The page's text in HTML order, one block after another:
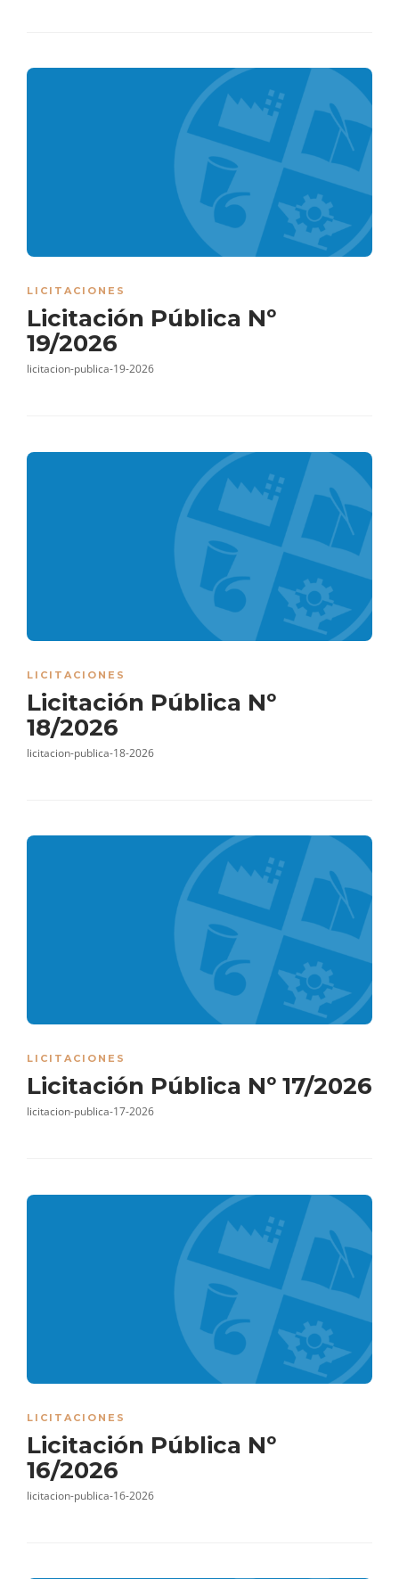
LICITACIONES
Licitación Pública Nº
19/2026
licitacion-publica-19-2026
LICITACIONES
Licitación Pública Nº
18/2026
licitacion-publica-18-2026
LICITACIONES
Licitación Pública Nº 17/2026
licitacion-publica-17-2026
LICITACIONES
Licitación Pública Nº
16/2026
licitacion-publica-16-2026